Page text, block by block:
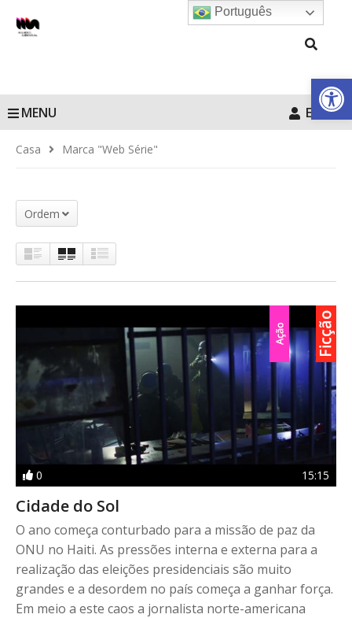
Barra de
MENU Entrar
Casa Marca "Web Série"
Ordem
0 15:15
Cidade do Sol
O ano começa conturbado para a missão de paz da
ONU no Haiti. As pressões interna e externa para a
realização das eleições presidenciais são muito
grandes e a desordem no país começa a ganhar força.
Em meio a este caos a jornalista norte-americana
Português